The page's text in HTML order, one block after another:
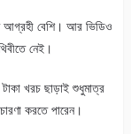
আগ্রহী বেশি। আর ভিডিও
নেই।
খরচ ছাড়াই শুধুমাত্র
করতে পারেন।